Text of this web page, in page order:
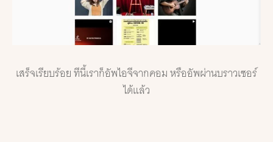
เสร็จเรียบร้อย ทีนี้เราก็อัพไอจีจากคอม หรืออัพผ่านบราวเซอร์
ได้แล้ว